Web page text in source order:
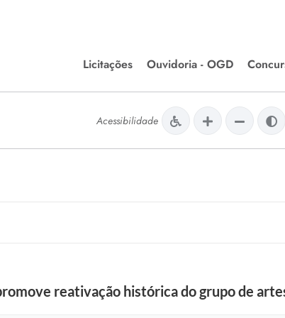
Licitações
Editais de Licitações
Chamamentos Públicos
Ouvidoria - OGD
Meio Ambiente
Diário Oficial
Acessibilidade
reativação histórica do grupo de